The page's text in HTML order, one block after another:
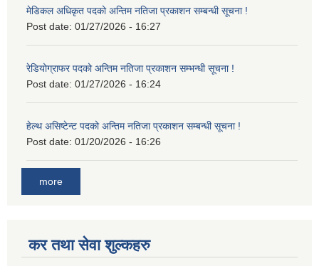
मेडिकल अधिकृत पदको अन्तिम नतिजा प्रकाशन सम्बन्धी सूचना !
Post date: 01/27/2026 - 16:27
रेडियोग्राफर पदको अन्तिम नतिजा प्रकाशन सम्भन्धी सूचना !
Post date: 01/27/2026 - 16:24
हेल्थ असिष्टेन्ट पदको अन्तिम नतिजा प्रकाशन सम्बन्धी सूचना !
Post date: 01/20/2026 - 16:26
more
कर तथा सेवा शुल्कहरु